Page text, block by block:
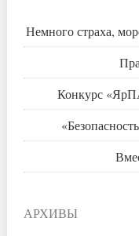
Немного страха,
Конкурс
АРХИВЫ